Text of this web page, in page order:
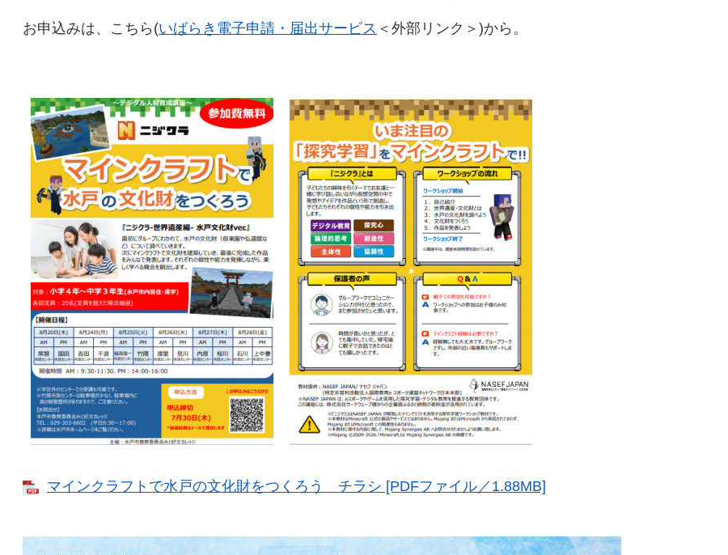
お申込みは、こちら(いばらき電子申請・届出サービス ＜外部リンク＞ )から。
マインクラフトで水戸の文化財をつくろう チラシ [PDFファイル／1.88MB]